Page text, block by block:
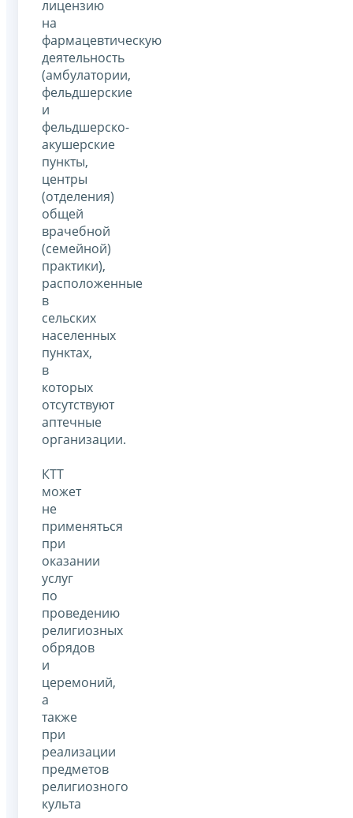
лицензию
на
фармацевтическую
деятельность
(амбулатории,
фельдшерские
и
фельдшерско-
акушерские
пункты,
центры
(отделения)
общей
врачебной
(семейной)
практики),
расположенные
в
сельских
населенных
пунктах,
в
которых
отсутствуют
аптечные
организации.
КТТ
может
не
применяться
при
оказании
услуг
по
проведению
религиозных
обрядов
и
церемоний,
а
также
при
реализации
предметов
религиозного
культа